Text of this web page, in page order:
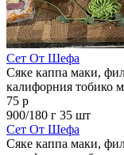
Сет От Шефа
Сяке каппа маки,
калифорния тобико
75 р
900/180 г 35 шт
Сет От Шефа
Сяке каппа маки,